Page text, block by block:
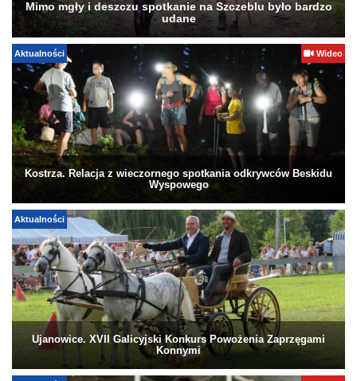
Mimo mgły i deszczu spotkanie na Szczeblu było bardzo
udane
Aktualności Wideo
Kostrza. Relacja z wieczornego spotkania odkrywców Beskidu
Wyspowego
Aktualności
Ujanowice. XVII Galicyjski Konkurs Powożenia Zaprzęgami
Konnymi